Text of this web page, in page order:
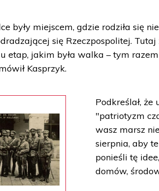
były miejscem, gdzie rodziła się
się Rzeczpospolitej.
etap, jakim była walka – tym
Kasprzyk.
Podkreślał,
"patriotyzm
wasz marsz
sierpnia, aby
ponieśli tę
domów,